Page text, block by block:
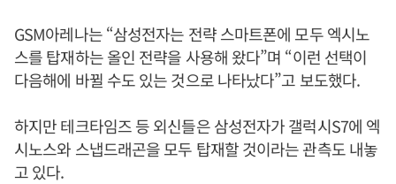
GSM아레나는 “삼성전자는 전략 스마트폰에 모두 엑시노
스를 탑재하는 올인 전략을 사용해 왔다”며 “이런 선택이
다음해에 바뀔 수도 있는 것으로 나타났다”고 보도했다.
하지만 테크타임즈 등 외신들은 삼성전자가 갤럭시S7에 엑
시노스와 스냅드래곤을 모두 탑재할 것이라는 관측도 내놓
고 있다.